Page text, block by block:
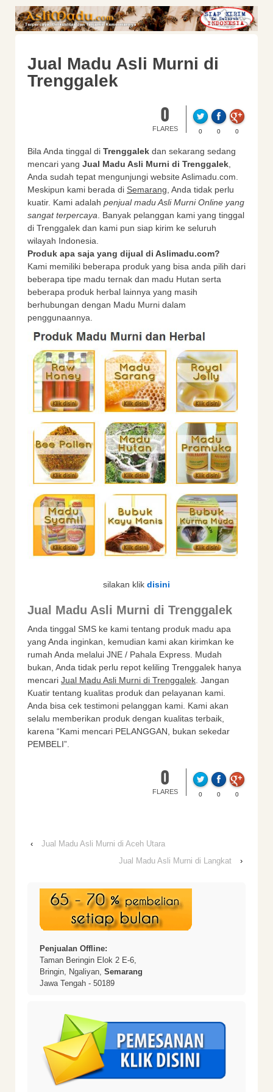
Jual Madu Asli Murni di
Trenggalek
0
FLARES 0 0 0
Bila Anda tinggal di Trenggalek dan sekarang sedang
mencari yang Jual Madu Asli Murni di Trenggalek,
Anda sudah tepat mengunjungi website Aslimadu.com.
Meskipun kami berada di Semarang, Anda tidak perlu
kuatir. Kami adalah penjual madu Asli Murni Online yang
sangat terpercaya. Banyak pelanggan kami yang tinggal
di Trenggalek dan kami pun siap kirim ke seluruh
wilayah Indonesia.
Produk apa saja yang dijual di Aslimadu.com?
Kami memiliki beberapa produk yang bisa anda pilih dari
beberapa tipe madu ternak dan madu Hutan serta
beberapa produk herbal lainnya yang masih
berhubungan dengan Madu Murni dalam
penggunaannya.
silakan klik disini
Jual Madu Asli Murni di Trenggalek
Anda tinggal SMS ke kami tentang produk madu apa
yang Anda inginkan, kemudian kami akan kirimkan ke
rumah Anda melalui JNE / Pahala Express. Mudah
bukan, Anda tidak perlu repot keliling Trenggalek hanya
mencari Jual Madu Asli Murni di Trenggalek . Jangan
Kuatir tentang kualitas produk dan pelayanan kami.
Anda bisa cek testimoni pelanggan kami. Kami akan
selalu memberikan produk dengan kualitas terbaik,
karena “Kami mencari PELANGGAN, bukan sekedar
PEMBELI”.
0
FLARES 0 0 0
‹
Jual Madu Asli Murni di Aceh Utara
Jual Madu Asli Murni di Langkat
›
Penjualan Offline:
Taman Beringin Elok 2 E-6,
Bringin, Ngaliyan, Semarang
Jawa Tengah - 50189